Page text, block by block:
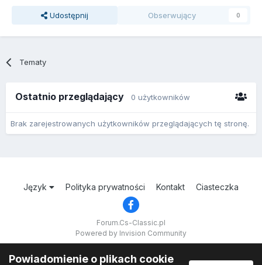
Udostępnij Obserwujący 0
Tematy
Ostatnio przeglądający 0 użytkowników
Brak zarejestrowanych użytkowników przeglądających tę stronę.
Język Polityka prywatności Kontakt Ciasteczka
Forum.Cs-Classic.pl
Powered by Invision Community
Powiadomienie o plikach cookie